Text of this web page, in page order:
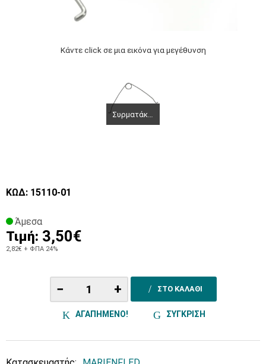
Κάντε click σε μια εικόνα για μεγέθυνση
ΚΩΔ: 15110-01
Άμεσα
Τιμή: 3,50€
2,82€ + ΦΠΑ 24%
− + ΣΤΟ ΚΑΛΑΘΙ
ΑΓΑΠΗΜΕΝΟ! ΣΥΓΚΡΙΣΗ